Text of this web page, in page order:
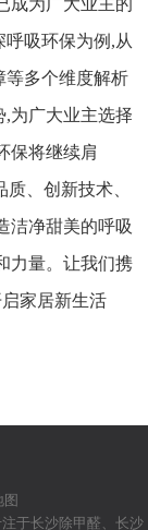
成为广大业主的
吸环保为例,从
等多个维度解析
为广大业主选择
保将继续肩
、创新技术、
洁净甜美的呼吸
力量。让我们携
家居新生活
图
于长沙除甲醛、长沙